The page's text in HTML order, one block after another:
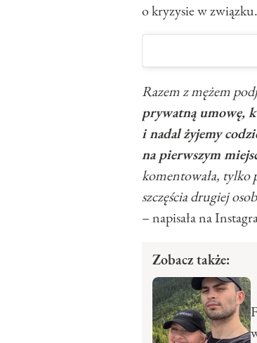
o kryzysie w związku.
Razem z mężem
prywatną umowę,
i nadal żyjemy
na pierwszym
komentowała, tylko
szczęścia drugiej
– napisała na
Zobacz także: